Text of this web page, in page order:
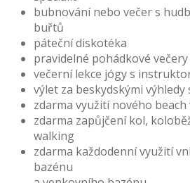
bubnování nebo večer s
buřtů
páteční diskotéka
pravidelné pohádkové večery
večerní lekce jógy s
výlet za beskydskými výhledy
zdarma využití nového
zdarma zapůjčení kol,
walking
zdarma každodenní využití
bazénu